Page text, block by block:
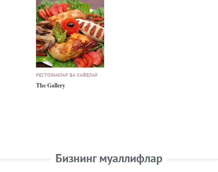
РЕСТОРАНЛАР ВА КАФЕЛАР
The Gallery
Бизнинг муаллифлар